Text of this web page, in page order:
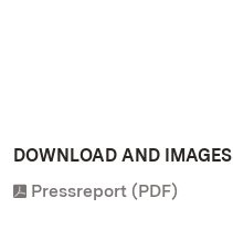
DOWNLOAD AND IMAGES
Pressreport (PDF)